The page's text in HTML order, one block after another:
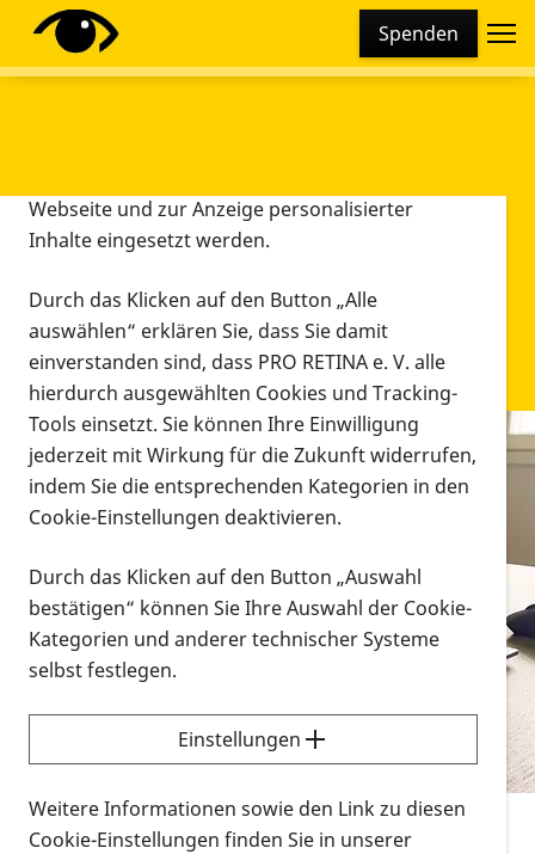
Spenden
Infomaterial
Infomaterial
Vorlesen
Alle Infomaterialien in verschiedenen
Formaten an einem Ort
Sie möchten wissen, wie Sie nach Infonmaterial
suchen und dieses bestellen bzw. herunterladen
können? Schauen Sie sich dieErklärvideos zum
Thema Infomaterial auf der PRO RETINA-Website
für blinde und sehbehinderte Menschen an.
Diese Webseite setzt verschiedene Cookies und
Tracking-Tools ein. Dies beinhaltet Cookies und
Webseite und zur Anzeige personalisierter
Inhalte eingesetzt werden.
Durch das Klicken auf den Button „Alle
auswählen“ erklären Sie, dass Sie damit
einverstanden sind, dass PRO RETINA e. V. alle
hierdurch ausgewählten Cookies und Tracking-
Tools einsetzt. Sie können Ihre Einwilligung
jederzeit mit Wirkung für die Zukunft widerrufen,
indem Sie die entsprechenden Kategorien in den
Cookie-Einstellungen deaktivieren.
Durch das Klicken auf den Button „Auswahl
bestätigen“ können Sie Ihre Auswahl der Cookie-
Kategorien und anderer technischer Systeme
selbst festlegen.
Einstellungen
Weitere Informationen sowie den Link zu diesen
Cookie-Einstellungen finden Sie in unserer